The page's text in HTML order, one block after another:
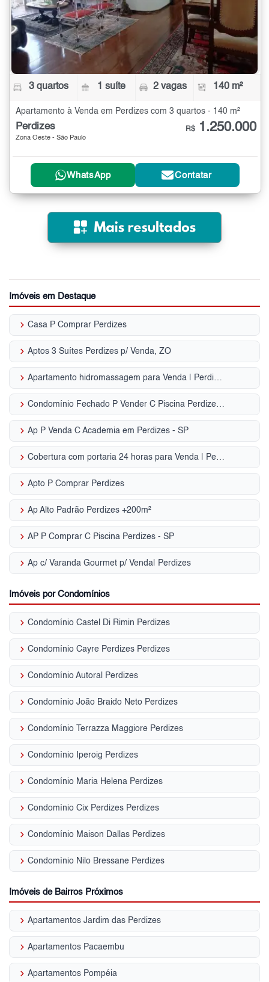
3 quartos 1 suíte 2 vagas 140 m²
Apartamento à Venda em Perdizes com 3 quartos - 140 m²
Perdizes
Zona Oeste - São Paulo
R$ 1.250.000
WhatsApp Contatar
Imóveis em Destaque
keyboard_arrow_right Casa P Comprar Perdizes
keyboard_arrow_right Aptos 3 Suítes Perdizes p/ Venda, ZO
keyboard_arrow_right Apartamento hidromassagem para Venda | Perdizes
keyboard_arrow_right Condomínio Fechado P Vender C Piscina Perdizes - SP
keyboard_arrow_right Ap P Venda C Academia em Perdizes - SP
keyboard_arrow_right Cobertura com portaria 24 horas para Venda | Perdizes
keyboard_arrow_right Apto P Comprar Perdizes
keyboard_arrow_right Ap Alto Padrão Perdizes +200m²
keyboard_arrow_right AP P Comprar C Piscina Perdizes - SP
keyboard_arrow_right Ap c/ Varanda Gourmet p/ Venda| Perdizes
Imóveis por Condomínios
keyboard_arrow_right Condomínio Castel Di Rimin Perdizes
keyboard_arrow_right Condomínio Cayre Perdizes Perdizes
keyboard_arrow_right Condomínio Autoral Perdizes
keyboard_arrow_right Condomínio João Braido Neto Perdizes
keyboard_arrow_right Condomínio Terrazza Maggiore Perdizes
keyboard_arrow_right Condomínio Iperoig Perdizes
keyboard_arrow_right Condomínio Maria Helena Perdizes
keyboard_arrow_right Condomínio Cix Perdizes Perdizes
keyboard_arrow_right Condomínio Maison Dallas Perdizes
keyboard_arrow_right Condomínio Nilo Bressane Perdizes
Imóveis de Bairros Próximos
keyboard_arrow_right Apartamentos Jardim das Perdizes
keyboard_arrow_right Apartamentos Pacaembu
keyboard_arrow_right Apartamentos Pompéia